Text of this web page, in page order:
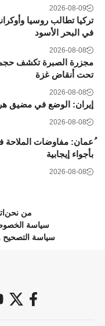
2026-08-09
تركيا تطالب روسيا
في البحر الأسود
2026-08-08
مجزرة الصبرة تكشف حجم
تحت أنقاض غزة
2026-08-08
إيران: الوضع في مضيق
2026-08-08
ُعمان: مفاوضات
بأجواء إيجابية
2026-08-08
من نحن
سياسة
سياسة التصحيح